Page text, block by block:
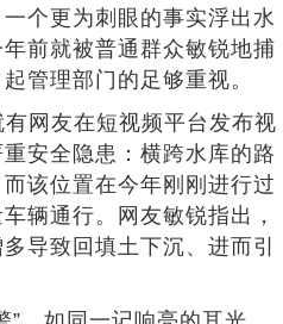
更为刺眼的事实浮出水
前就被普通群众敏锐地捕
管理部门的足够重视。
友在短视频平台发布视
安全隐患：横跨水库的路
该位置在今年刚刚进行过
辆通行。网友敏锐指出，
导致回填土下沉、进而引